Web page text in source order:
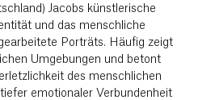
Jacobs künstlerische
und das menschliche
Porträts. Häufig zeigt
Umgebungen und betont
des menschlichen
emotionaler Verbundenheit